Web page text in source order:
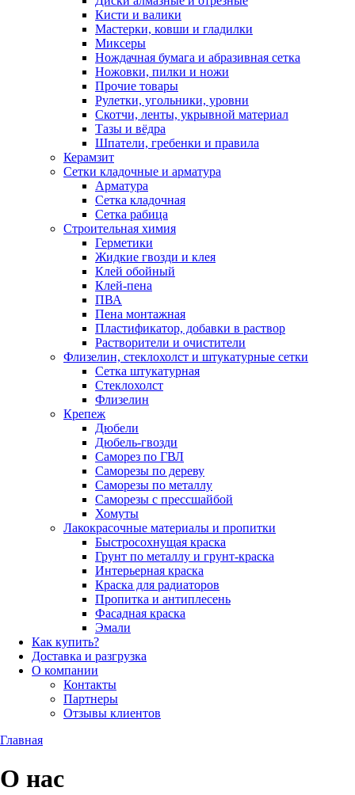
Кисти и валики
Мастерки, ковши и гладилки
Миксеры
Нождачная бумага и абразивная сетка
Ножовки, пилки и ножи
Прочие товары
Рулетки, угольники, уровни
Скотчи, ленты, укрывной материал
Тазы и вёдра
Шпатели, гребенки и правила
Керамзит
Сетки кладочные и арматура
Арматура
Сетка кладочная
Сетка рабица
Строительная химия
Герметики
Жидкие гвозди и клея
Клей обойный
Клей-пена
ПВА
Пена монтажная
Пластификатор, добавки в раствор
Растворители и очистители
Флизелин, стеклохолст и штукатурные сетки
Сетка штукатурная
Стеклохолст
Флизелин
Крепеж
Дюбели
Дюбель-гвозди
Саморез по ГВЛ
Саморезы по дереву
Саморезы по металлу
Саморезы с прессшайбой
Хомуты
Лакокрасочные материалы и пропитки
Быстросохнущая краска
Грунт по металлу и грунт-краска
Интерьерная краска
Краска для радиаторов
Пропитка и антиплесень
Фасадная краска
Эмали
Как купить?
Доставка и разгрузка
О компании
Контакты
Партнеры
Отзывы клиентов
Главная
О нас